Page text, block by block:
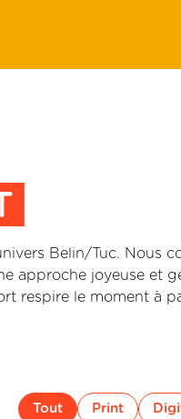
Belin/Tuc. Nous
approche joyeuse et
respire le moment à
Tout Print